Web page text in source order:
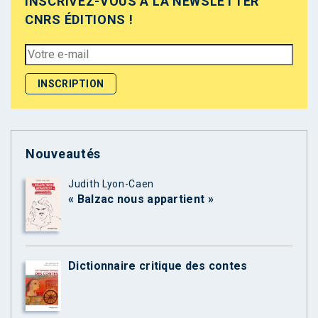
CNRS ÉDITIONS !
Nouveautés
Judith Lyon-Caen
« Balzac nous appartient »
Dictionnaire critique des contes